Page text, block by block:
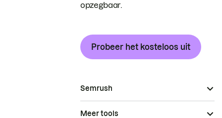
opzegbaar.
Probeer het kosteloos uit
Semrush
Meer tools